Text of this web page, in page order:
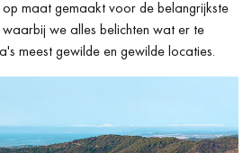
maat gemaakt voor de belangrijkste
we alles belichten wat er te
meest gewilde en gewilde locaties.